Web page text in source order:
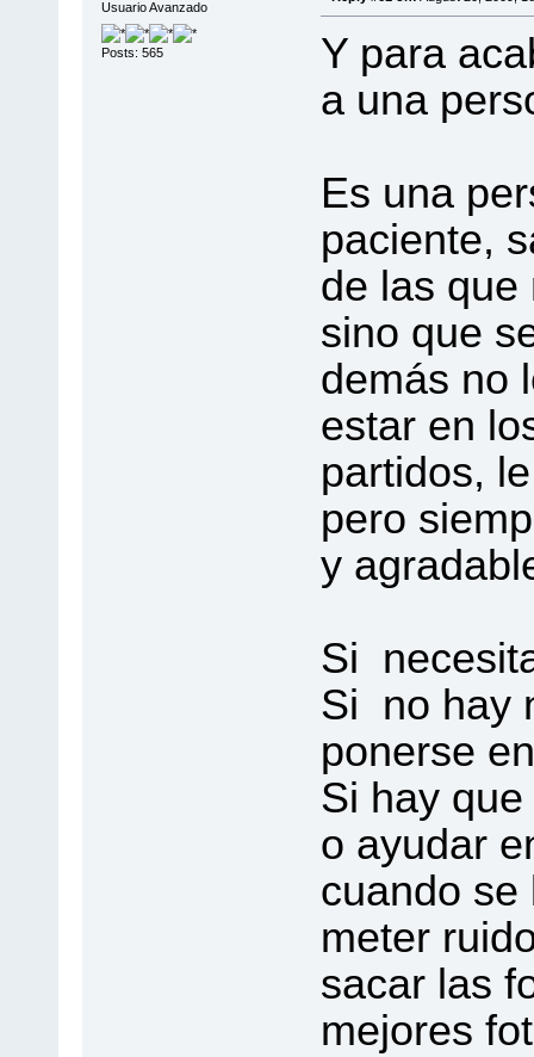
Usuario Avanzado
Posts: 565
Y para
a una
Es una
paciente,
de las que
sino que
demás no
estar en
partidos,
pero
y
Si
Si no hay
ponerse
Si hay
o ayudar
cuando se
meter
sacar las
mejores